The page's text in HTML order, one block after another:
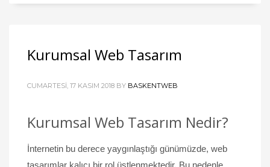
Kurumsal Web Tasarım
CUMARTESI, 17 KASIM 2018 BY BASKENTWEB
Kurumsal Web Tasarım Nedir?
İnternetin bu derece yaygınlaştığı günümüzde, web